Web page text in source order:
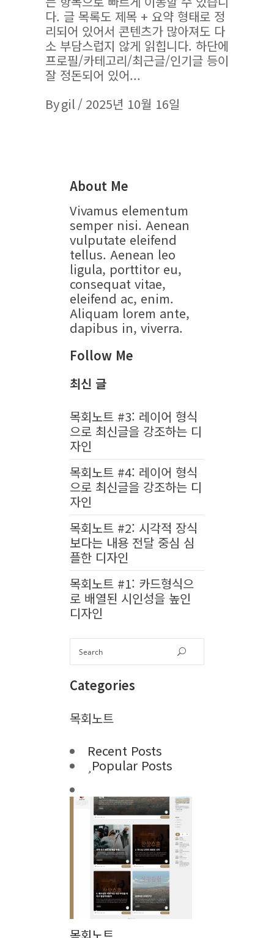
다. 글 목록도 제목 + 요약 형태로 정
리되어 있어서 콘텐츠가 많아져도 다
소 부담스럽지 않게 읽힙니다. 하단에
프로필/카테고리/최근글/인기글 등이
잘 정돈되어 있어
Bygil 2025년 10월 16일
About Me
Vivamus elementum
semper nisi. Aenean
vulputate eleifend
tellus. Aenean leo
ligula, porttitor eu,
consequat vitae,
eleifend ac, enim.
Aliquam lorem ante,
dapibus in, viverra.
Follow Me
최신 글
목회노트 #3: 레이어 형식
으로 최신글을 강조하는 디
자인
목회노트 #4: 레이어 형식
으로 최신글을 강조하는 디
자인
목회노트 #2: 시각적 장식
보다는 내용 전달 중심 심
플한 디자인
목회노트 #1: 카드형식으
로 배열된 시인성을 높인
디자인
Categories
목회노트
Recent Posts
Popular Posts